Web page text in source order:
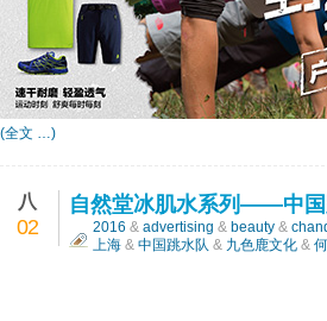
(全文 …)
八
02
自然堂冰肌水系列——中国
2016 & advertising & beauty &
上海 & 中国跳水队 & 九色鹿文化 &